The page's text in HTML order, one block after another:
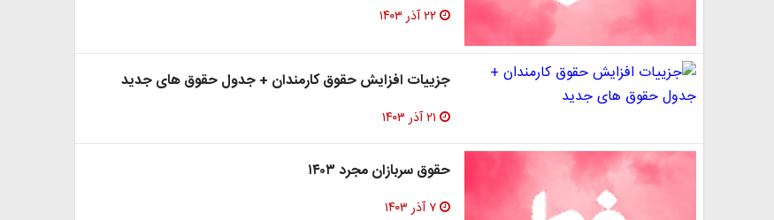
۲۲ آذر ۱۴۰۳
جزییات افزایش حقوق کارمندان + جدول حقوق های جدید
۲۱ آذر ۱۴۰۳
حقوق سربازان مجرد ۱۴۰۳
۷ آذر ۱۴۰۳